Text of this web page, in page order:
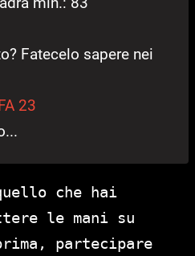
Fatecelo sapere nei
23
che hai
le mani su
partecipare